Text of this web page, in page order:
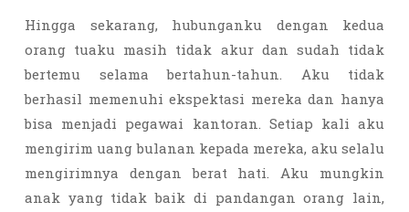
Hingga sekarang, hubunganku dengan kedua
orang tuaku masih tidak akur dan sudah tidak
bertemu selama bertahun-tahun. Aku tidak
berhasil memenuhi ekspektasi mereka dan hanya
bisa menjadi pegawai kantoran. Setiap kali aku
mengirim uang bulanan kepada mereka, aku selalu
mengirimnya dengan berat hati. Aku mungkin
anak yang tidak baik di pandangan orang lain,